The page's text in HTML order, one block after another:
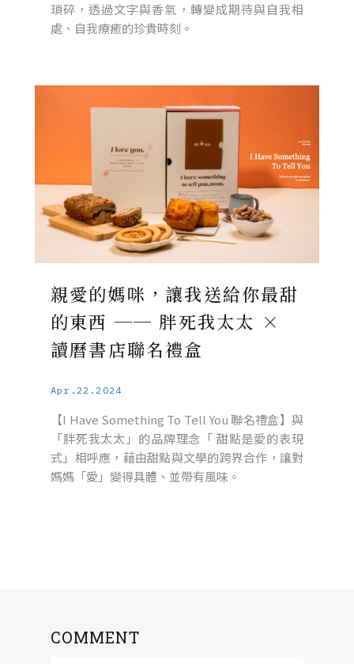
瑣碎，透過文字與香氣，轉變成期待與自我相
處、自我療癒的珍貴時刻。
親愛的媽咪，讓我送給你最甜
的東西 ── 胖死我太太 ×
讀曆書店聯名禮盒
Apr.22.2024
【I Have Something To Tell You 聯名禮盒】與
「胖死我太太」的品牌理念「 甜點是愛的表現
式」相呼應，藉由甜點與文學的跨界合作，讓對
媽媽「愛」變得具體、並帶有風味。
COMMENT